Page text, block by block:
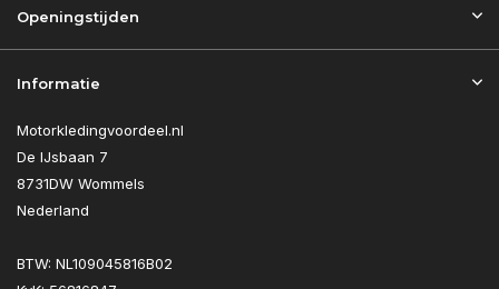
Openingstijden
Informatie
Motorkledingvoordeel.nl
De IJsbaan 7
8731DW Wommels
Nederland
BTW: NL109045816B02